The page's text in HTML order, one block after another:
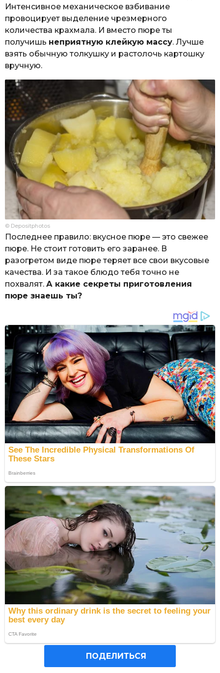
Интенсивное механическое взбивание
провоцирует выделение чрезмерного
количества крахмала. И вместо пюре ты
получишь неприятную клейкую массу. Лучше
взять обычную толкушку и растолочь картошку
вручную.
© Depositphotos
Последнее правило: вкусное пюре — это свежее
пюре. Не стоит готовить его заранее. В
разогретом виде пюре теряет все свои вкусовые
качества. И за такое блюдо тебя точно не
похвалят. А какие секреты приготовления
пюре знаешь ты?
ПОДЕЛИТЬСЯ